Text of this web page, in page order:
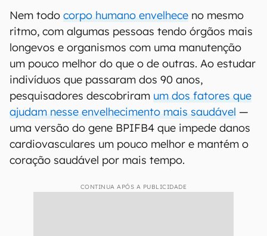
Nem todo corpo humano envelhece no mesmo
ritmo, com algumas pessoas tendo órgãos mais
longevos e organismos com uma manutenção
um pouco melhor do que o de outras. Ao estudar
indivíduos que passaram dos 90 anos,
pesquisadores descobriram um dos fatores que
ajudam nesse envelhecimento mais saudável —
uma versão do gene BPIFB4 que impede danos
cardiovasculares um pouco melhor e mantém o
coração saudável por mais tempo.
CONTINUA APÓS A PUBLICIDADE